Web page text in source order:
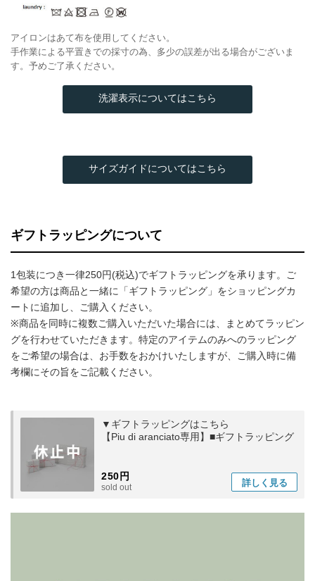
アイロンはあて布を使用してください。
手作業による平置きでの採寸の為、多少の誤差が出る場合がございま
す。予めご了承ください。
洗濯表示についてはこちら
サイズガイドについてはこちら
ギフトラッピングについて
1包装につき一律250円(税込)でギフトラッピングを承ります。ご
希望の方は商品と一緒に「ギフトラッピング」をショッピングカ
ートに追加し、ご購入ください。
※商品を同時に複数ご購入いただいた場合には、まとめてラッピン
グを行わせていただきます。特定のアイテムのみへのラッピング
をご希望の場合は、お手数をおかけいたしますが、ご購入時に備
考欄にその旨をご記載ください。
▼ギフトラッピングはこちら
【Piu di aranciato専用】■ギフトラッピング
250円
sold out 詳しく 見る